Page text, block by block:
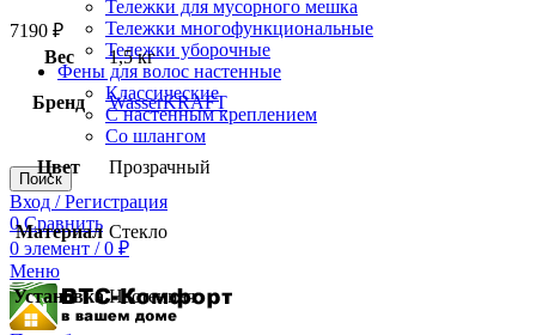
Тележки для мусорного мешка
Тележки многофункциональные
Тележки уборочные
Фены для волос настенные
Классические
С настенным креплением
Со шлангом
Поиск
Вход / Регистрация
0 Сравнить
0 элемент / 0 ₽
Меню
7190 ₽
Вес
1,5 кг
Бренд WasserKRAFT
Цвет Прозрачный
Материал Стекло
Установка Настенная